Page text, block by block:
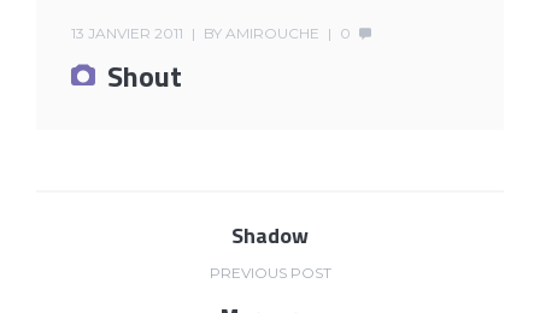
13 JANVIER 2011 BY AMIROUCHE 0
Shout
Shadow
PREVIOUS POST